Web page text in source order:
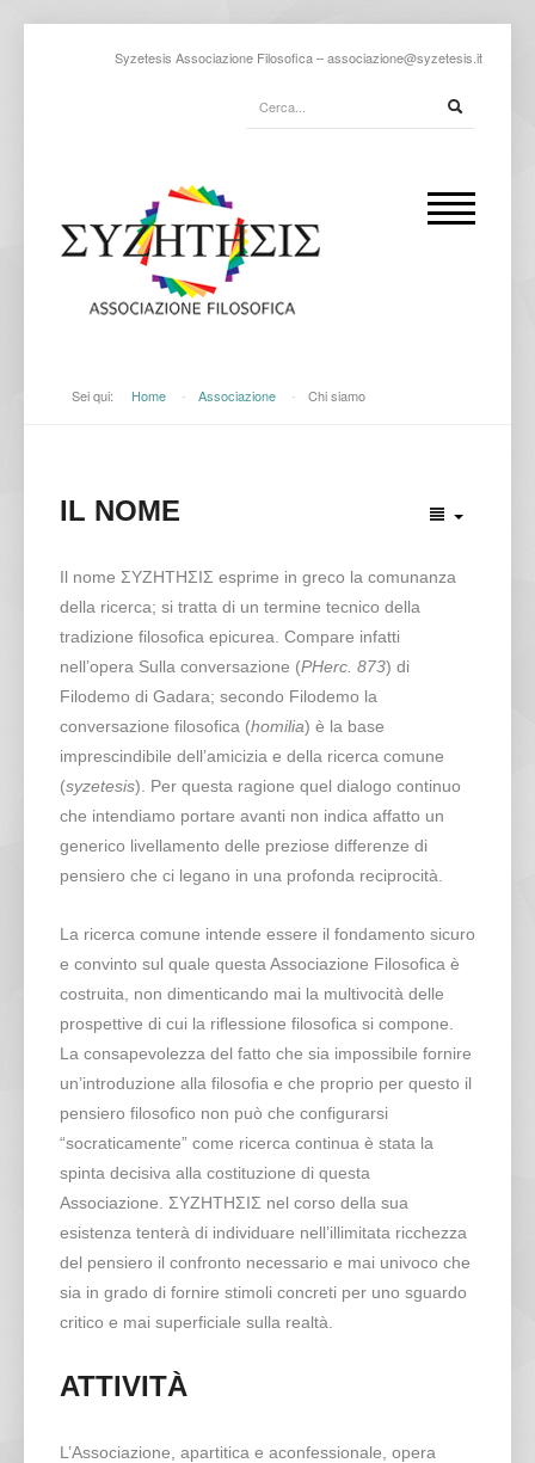
Syzetesis Associazione Filosofica –associazione@syzetesis.it
Sei qui: Home - Associazione - Chi siamo
IL NOME
Il nome ΣΥΖΗΤΗΣΙΣ esprime in greco la comunanza
della ricerca; si tratta di un termine tecnico della
tradizione filosofica epicurea. Compare infatti
nell’opera Sulla conversazione (PHerc. 873) di
Filodemo di Gadara; secondo Filodemo la
conversazione filosofica (homilia) è la base
imprescindibile dell’amicizia e della ricerca comune
(syzetesis). Per questa ragione quel dialogo continuo
che intendiamo portare avanti non indica affatto un
generico livellamento delle preziose differenze di
pensiero che ci legano in una profonda reciprocità.
La ricerca comune intende essere il fondamento sicuro
e convinto sul quale questa Associazione Filosofica è
costruita, non dimenticando mai la multivocità delle
prospettive di cui la riflessione filosofica si compone.
La consapevolezza del fatto che sia impossibile fornire
un’introduzione alla filosofia e che proprio per questo il
pensiero filosofico non può che configurarsi
“socraticamente” come ricerca continua è stata la
spinta decisiva alla costituzione di questa
Associazione. ΣΥΖΗΤΗΣΙΣ nel corso della sua
esistenza tenterà di individuare nell’illimitata ricchezza
del pensiero il confronto necessario e mai univoco che
sia in grado di fornire stimoli concreti per uno sguardo
critico e mai superficiale sulla realtà.
ATTIVITÀ
L’Associazione, apartitica e aconfessionale, opera